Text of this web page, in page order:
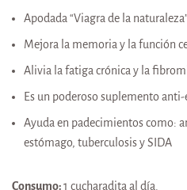
Apodada “Viagra de la naturaleza”
Mejora la memoria y la función
Alivia la fatiga crónica y la
Es un poderoso suplemento anti-
Ayuda en padecimientos como:
estómago, tuberculosis y SIDA
Consumo:1 cucharadita al día.